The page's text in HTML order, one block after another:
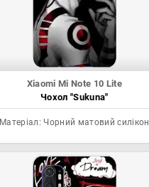
Xiaomi Mi Note 10 Lite
Чохол "Sukuna"
Матеріал: Чорний матовий силікон